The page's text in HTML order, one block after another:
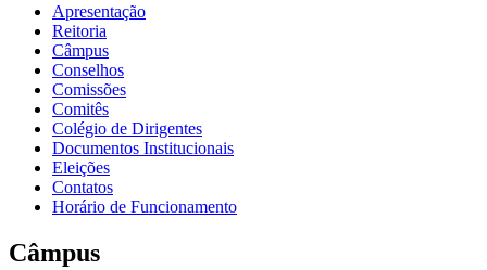
Apresentação
Reitoria
Câmpus
Conselhos
Comissões
Comitês
Colégio de Dirigentes
Documentos Institucionais
Eleições
Contatos
Horário de Funcionamento
Câmpus